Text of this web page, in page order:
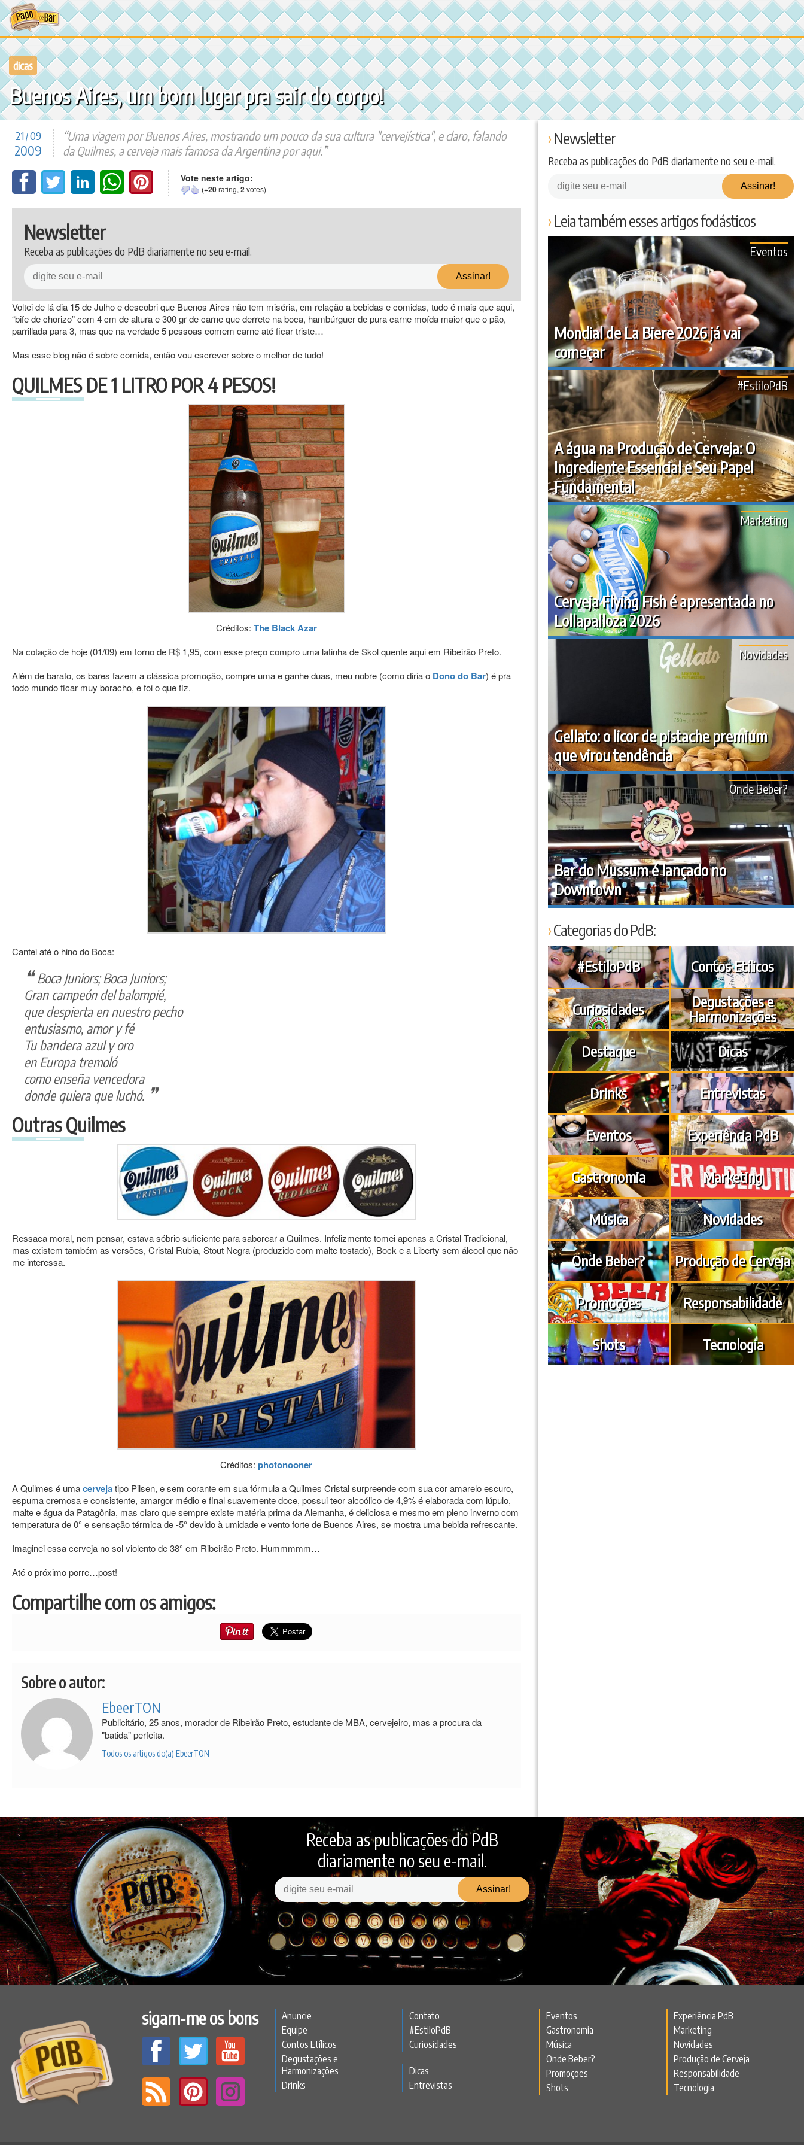
Ir
para
o
conteúdo
dicas
Buenos Aires, um bom lugar pra sair do corpo!
21 /09
2009
Uma viagem por Buenos Aires, mostrando um pouco da sua cultura "cervejística", e claro, falando
da Quilmes, a cerveja mais famosa da Argentina por aqui.
Vote neste artigo:
(+20rating, 2 votes)
Newsletter
Receba as publicações do PdB diariamente no seu e-mail.
Voltei de lá dia 15 de Julho e descobri que Buenos Aires não tem miséria, em relação a bebidas e comidas, tudo é mais que aqui,
“bife de chorizo” com 4 cm de altura e 300 gr de carne que derrete na boca, hambúrguer de pura carne moída maior que o pão,
parrillada para 3, mas que na verdade 5 pessoas comem carne até ficar triste…
Mas esse blog não é sobre comida, então vou escrever sobre o melhor de tudo!
QUILMES DE 1 LITRO POR 4 PESOS!
Créditos: The Black Azar
Na cotação de hoje (01/09) em torno de R$ 1,95, com esse preço compro uma latinha deSkolquente aqui em Ribeirão Preto.
Além de barato, os bares fazem a clássica promoção, compre uma e ganhe duas, meu nobre (como diria o Dono do Bar) é pra
todo mundo ficar muy boracho, e foi o que fiz.
Cantei até o hino do Boca:
Boca Juniors; Boca Juniors;
Gran campeón del balompié,
que despierta en nuestro pecho
entusiasmo, amor y fé
Tu bandera azul y oro
en Europa tremoló
como enseña vencedora
donde quiera que luchó.
Outras Quilmes
Ressaca moral, nem pensar, estava sóbrio suficiente para saborear a Quilmes. Infelizmente tomei apenas a Cristal Tradicional,
mas existem também as versões, Cristal Rubia, Stout Negra (produzido com malte tostado), Bock e a Liberty sem álcool que não
me interessa.
Créditos:photonooner
A Quilmes é umacervejatipo Pilsen, e sem corante em sua fórmula a Quilmes Cristal surpreende com sua cor amarelo escuro,
espuma cremosa e consistente, amargor médio e final suavemente doce, possui teor alcoólico de 4,9% é elaborada com lúpulo,
malte e água da Patagônia, mas claro que sempre existe matéria prima da Alemanha, é deliciosa e mesmo em pleno inverno com
temperatura de 0° e sensação térmica de -5° devido à umidade e vento forte de Buenos Aires, se mostra uma bebida refrescante.
Imaginei essa cerveja no sol violento de 38° em Ribeirão Preto. Hummmmm…
Até o próximo porre…post!
Compartilhe com os amigos:
Sobre o autor:
EbeerTON
Publicitário, 25 anos, morador de Ribeirão Preto, estudante de MBA, cervejeiro, mas a procura da
"batida" perfeita.
Todos os artigos do(a) EbeerTON
Newsletter
Receba as publicações do PdB diariamente no seu e-mail.
Leia também esses artigos fodásticos
Mondial de La Biere 2026 já vai
começar
Eventos
A água na Produção de Cerveja: O
Ingrediente Essencial e Seu Papel
Fundamental
#EstiloPdB
Cerveja Flying Fish é apresentada no
Lollapalloza 2026
Marketing
Gellato: o licor de pistache premium
que virou tendência
Novidades
Bar do Mussum é lançado no
Downtown
Onde Beber?
Categorias do PdB:
#EstiloPdB Contos Etílicos
Curiosidades
Degustações e
Harmonizações
Destaque
Dicas
Drinks Entrevistas
Eventos Experiência PdB
Gastronomia Marketing
Música Novidades
Onde Beber? Produção de Cerveja
Promoções Responsabilidade
Shots Tecnologia
Receba as publicações do PdB
diariamente no seu e-mail.
sigam-me os bons Anuncie
Contato
Equipe
#EstiloPdB
Contos Etílicos
Curiosidades
Degustações e
Harmonizações
Dicas
Drinks
Entrevistas
Eventos
Experiência PdB
Gastronomia
Marketing
Música
Novidades
Onde Beber?
Produção de Cerveja
Promoções
Responsabilidade
Shots
Tecnologia